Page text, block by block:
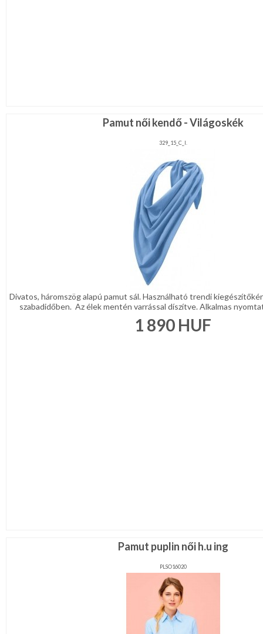
Pamut női kendő - Világoskék
329_15_C_l.
Divatos, háromszög alapú pamut sál. Használható trendi
szabadidőben. Az élek mentén varrással díszítve. Alkalmas
1 890 HUF
Pamut puplin női h.u ing
PLSO16020